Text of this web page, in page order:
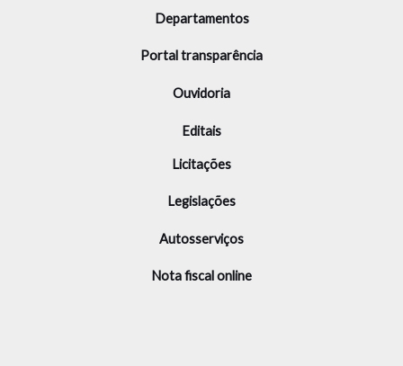
Departamentos
Portal transparência
Ouvidoria
Editais
Licitações
Legislações
Autosserviços
Nota fiscal online